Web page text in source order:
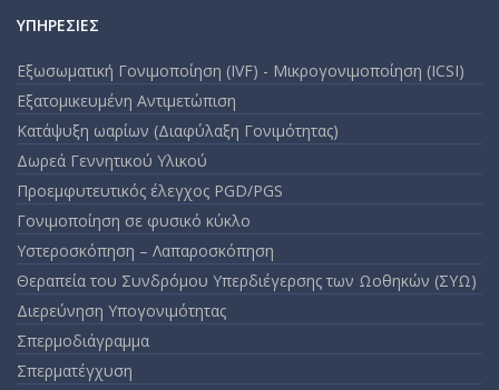
ΥΠΗΡΕΣΊΕΣ
Εξωσωματική Γονιμοποίηση (IVF) - Μικρογονιμοποίηση (ICSI)
Εξατομικευμένη Αντιμετώπιση
Κατάψυξη ωαρίων (Διαφύλαξη Γονιμότητας)
Δωρεά Γεννητικού Υλικού
Προεμφυτευτικός έλεγχος PGD/PGS
Γονιμοποίηση σε φυσικό κύκλο
Υστεροσκόπηση – Λαπαροσκόπηση
Θεραπεία του Συνδρόμου Υπερδιέγερσης των Ωοθηκών (ΣΥΩ)
Διερεύνηση Υπογονιμότητας
Σπερμοδιάγραμμα
Σπερματέγχυση